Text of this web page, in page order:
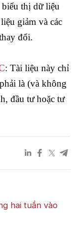
biểu thị dữ liệu
giảm và các
đổi.
: Tài liệu này chỉ
là (và không
đầu tư hoặc tư
hai tuần vào